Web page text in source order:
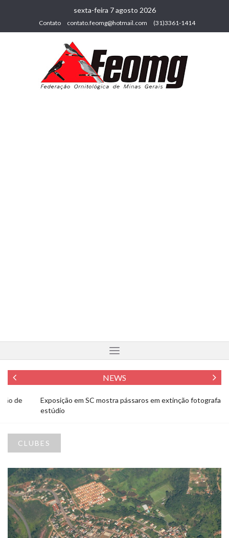
sexta-feira 7 agosto 2026
Contato contato.feomg@hotmail.com (31)3361-1414
NEWS
Exposição em SC mostra pássaros em extinção fotografados em
CLUBES